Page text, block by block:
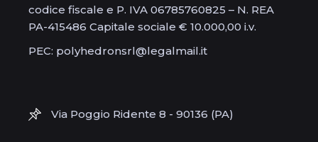
codice fiscale e P. IVA 06785760825 – N. REA
PA-415486 Capitale sociale € 10.000,00 i.v.
PEC: polyhedronsrl@legalmail.it
Via Poggio Ridente 8 - 90136 (PA)